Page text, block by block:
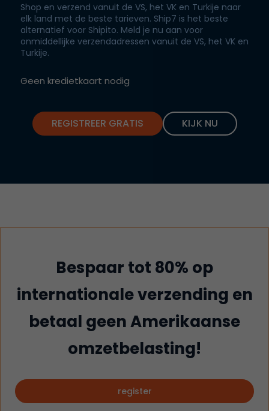
Shop en verzend vanuit de VS, het VK en Turkije naar
elk land met de beste tarieven. Ship7 is het beste
alternatief voor Shipito. Meld je nu aan voor
onmiddellijke verzendadressen vanuit de VS, het VK en
Turkije.
Geen kredietkaart nodig
REGISTREER GRATIS KIJK NU
Bespaar tot 80% op
internationale verzending en
betaal geen Amerikaanse
omzetbelasting!
register